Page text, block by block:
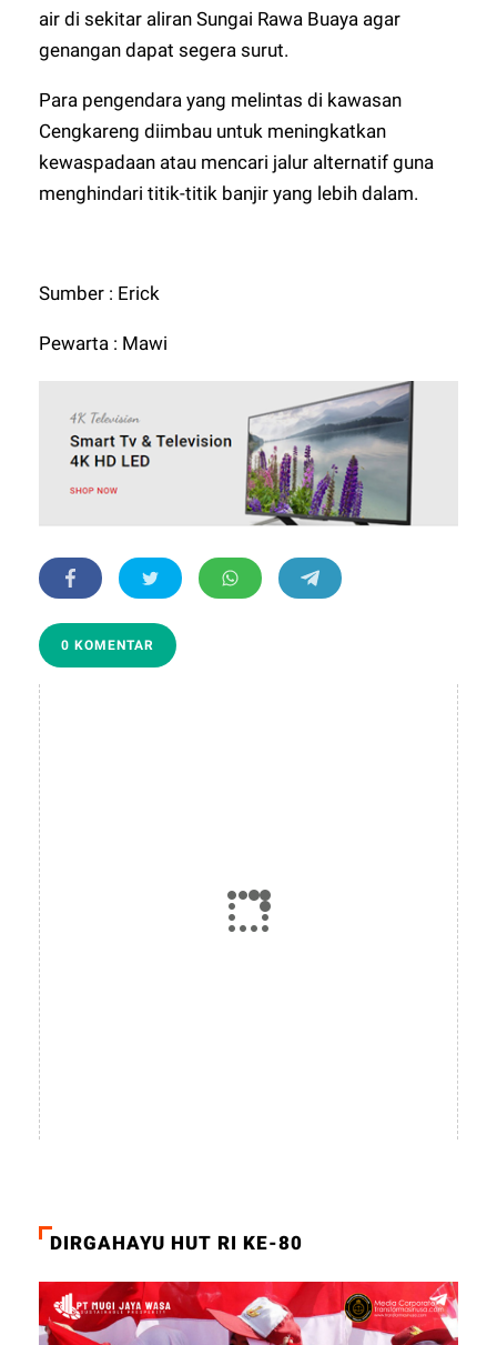
air di sekitar aliran Sungai Rawa Buaya agar
genangan dapat segera surut.
Para pengendara yang melintas di kawasan
Cengkareng diimbau untuk meningkatkan
kewaspadaan atau mencari jalur alternatif guna
menghindari titik-titik banjir yang lebih dalam.
Sumber : Erick
Pewarta : Mawi
0 KOMENTAR
DIRGAHAYU HUT RI KE-80